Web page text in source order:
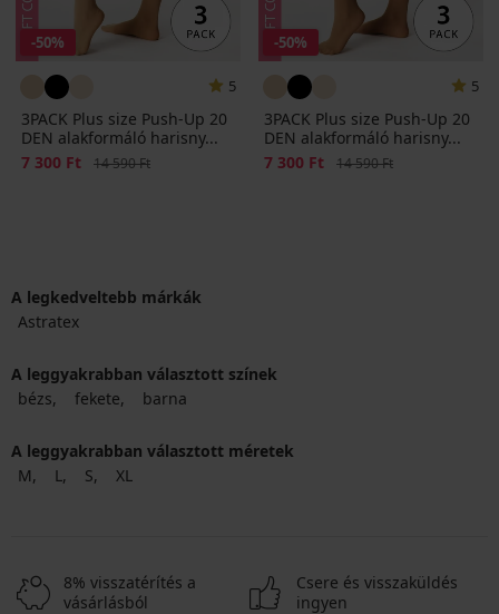
-50%
5
3PACK Plus size Push-Up 20
DEN alakformáló harisny...
Kedvezmény
7 300 Ft Eredeti ár
14 590 Ft
-50%
5
3PACK Plus size Push-Up 20
DEN alakformáló harisny...
Kedvezmény
7 300 Ft Eredeti ár
14 590 Ft
A legkedveltebb márkák
Astratex
A leggyakrabban választott színek
bézs
fekete barna
A leggyakrabban választott méretek
M
L S XL
8% visszatérítés a
vásárlásból
Csere és visszaküldés
ingyen